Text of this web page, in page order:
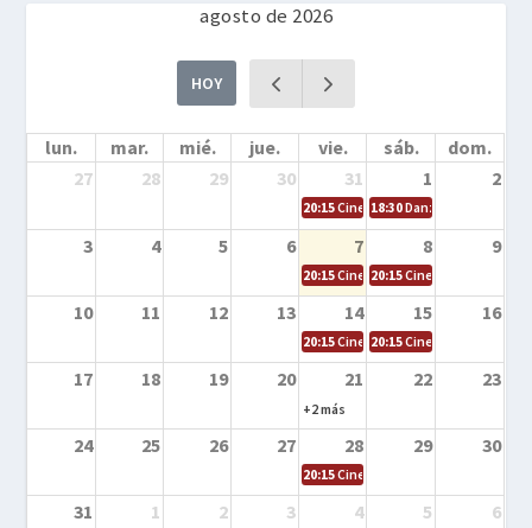
agosto de 2026
HOY
lun. mar. mié. jue. vie. sáb.
dom.
27
28 29 30 31 1 2
20:15Cine en la calle – Cómo
18:30Danza – Cita en el
3 4 5 6 7 8 9
20:15Cine en la calle – El niño y la
20:15Cine en la calle –
10 11 12 13 14 15 16
20:15Cine en la calle – Tortugas
20:15Cine en la calle –
17 18 19 20 21 22 23
+2 más
24 25 26 27 28 29 30
20:15Cine en el calle – Tintín y el
31 1 2 3 4 5 6